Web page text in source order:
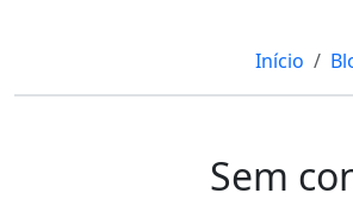
Início
Sem